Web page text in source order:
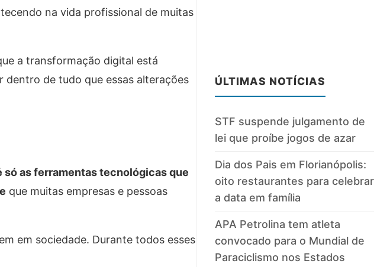
na vida profissional de muitas
a transformação digital está
de tudo que essas alterações
só as ferramentas tecnológicas que
que muitas empresas e pessoas
em sociedade. Durante todos esses
ÚLTIMAS NOTÍCIAS
STF suspende julgamento de
lei que proíbe jogos de azar
Dia dos Pais em Florianópolis:
oito restaurantes para celebrar
a data em família
APA Petrolina tem atleta
convocado para o Mundial de
Paraciclismo nos Estados